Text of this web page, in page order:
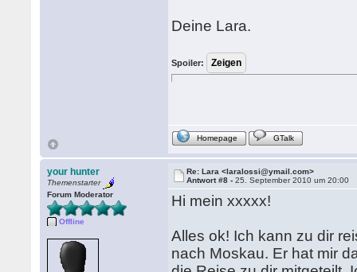
Deine Lara.
Spoiler:
Homepage GTalk
your hunter
Themenstarter
Forum Moderator
Offline
Re: Lara <laralossi@ymail.com>
Antwort #8 -25. September 2010 um 20:00
Hi mein xxxxx!
Alles ok! Ich kann zu dir
nach Moskau. Er hat mir